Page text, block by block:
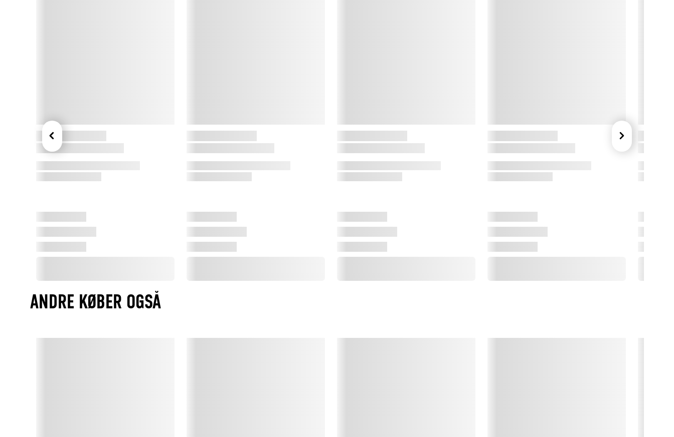
ANDRE KØBER OGSÅ